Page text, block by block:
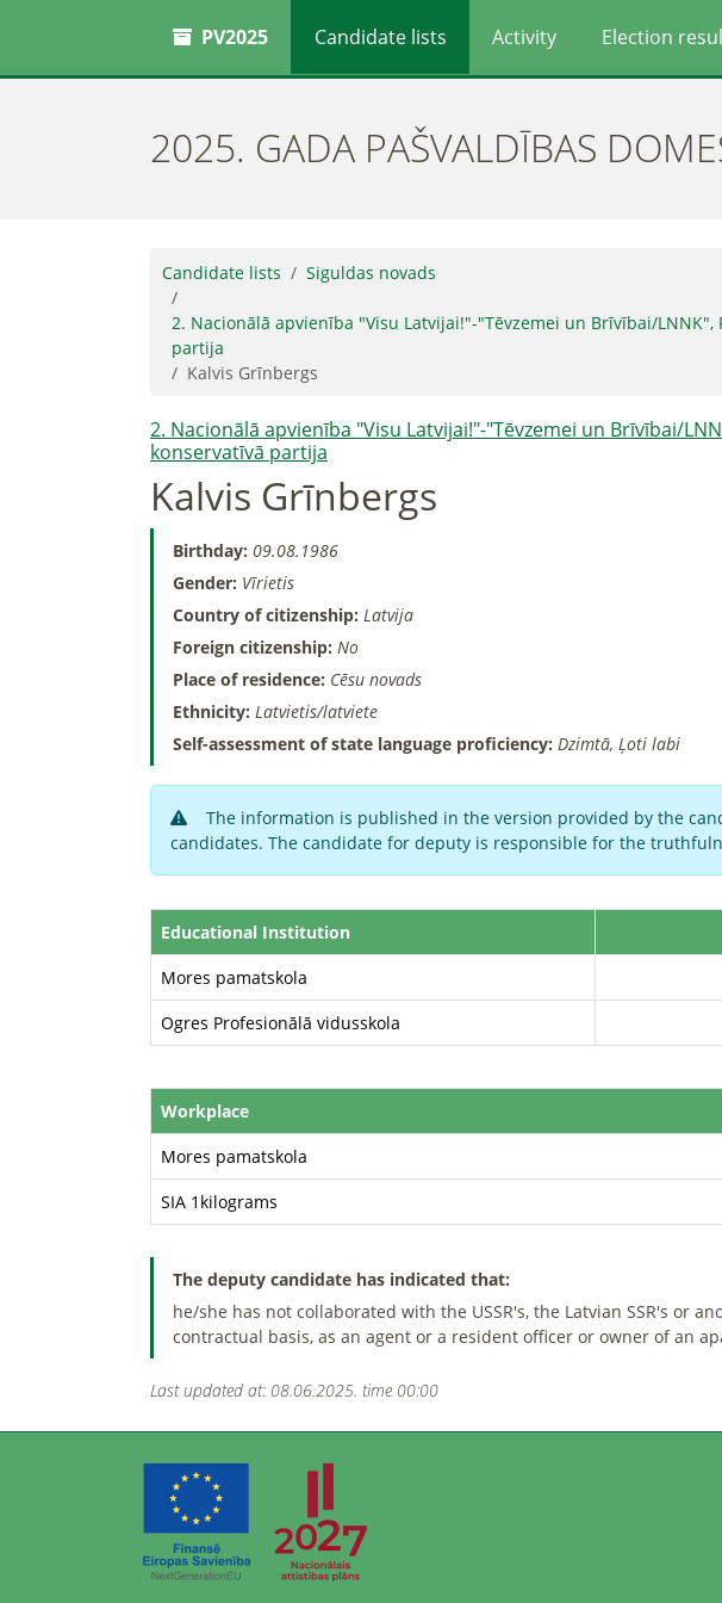
PV2025 Candidate lists Activity Election
2025. GADA PAŠVALDĪBAS
Candidate lists Siguldas novads
2. Nacionālā apvienība "Visu Latvijai!"-"Tēvzemei un Brīvībai/LNNK",
partija
Kalvis Grīnbergs
2. Nacionālā apvienība "Visu Latvijai!"-"Tēvzemei un Brīvībai/
konservatīvā partija
Kalvis Grīnbergs
Birthday: 09.08.1986
Gender: Vīrietis
Country of citizenship: Latvija
Foreign citizenship: No
Place of residence: Cēsu novads
Ethnicity: Latvietis/latviete
Self-assessment of state language proficiency: Dzimtā, Ļoti labi
The information is published in the version provided by the
candidates. The candidate for deputy is responsible for the
Educational Institution
Mores pamatskola
Ogres Profesionālā vidusskola
Workplace
Mores pamatskola
SIA 1kilograms
The deputy candidate has indicated that:
he/she has not collaborated with the USSR's, the Latvian SSR's or
contractual basis, as an agent or a resident officer or owner of an
Last updated at: 08.06.2025. time 00:00